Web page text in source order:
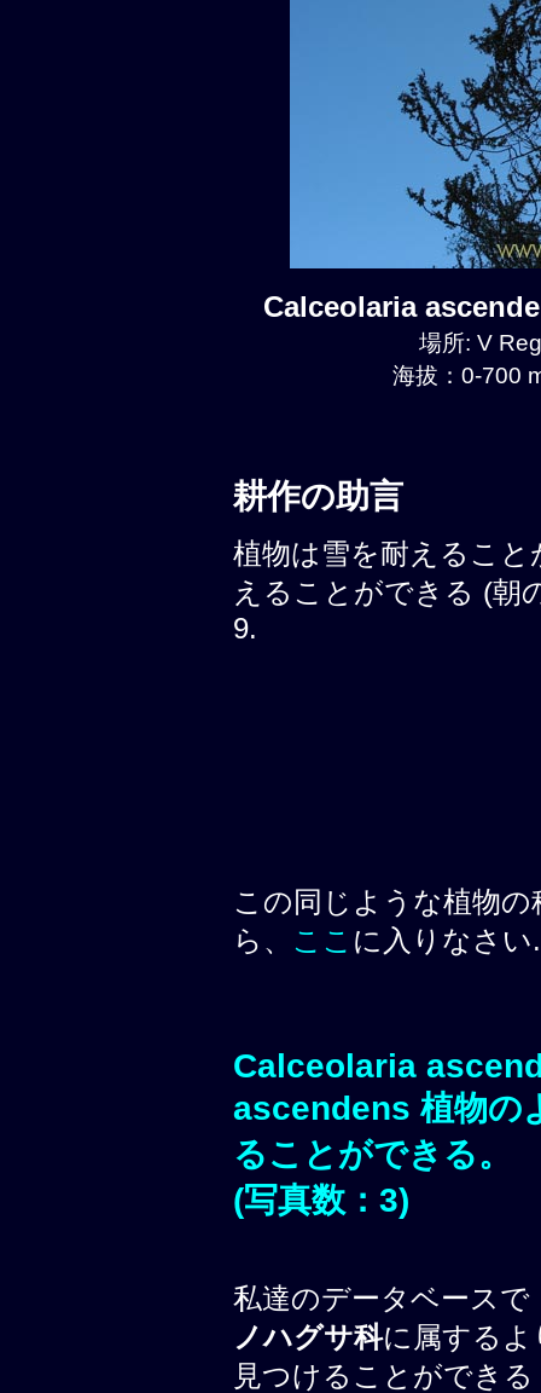
Calceolaria
場所: V
海拔：0-700
耕作の助言
植物は雪を耐えるこ
えることができる (朝
9.
この同じような植物
ら、 ここ に入りなさい.
Calceolaria
ascendens 植物の
ることができる。
(写真数：3)
私達のデータベース
ノハグサ科に属する
見つけることができる